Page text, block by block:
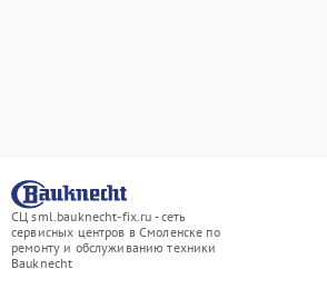
СЦ sml.bauknecht-fix.ru - сеть
сервисных центров в Смоленске по
ремонту и обслуживанию техники
Bauknecht